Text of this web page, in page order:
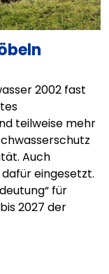
2002 fast
teilweise mehr
Auch
eingesetzt.
für
2027 der